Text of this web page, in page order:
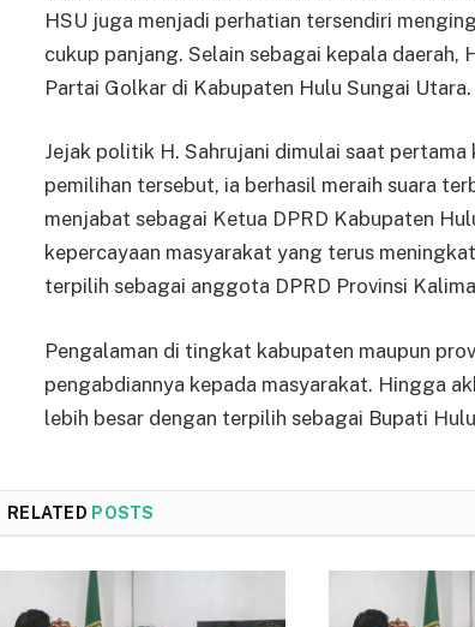
HSU juga menjadi perhatian tersendiri
cukup panjang. Selain sebagai kepala daerah,
Partai Golkar di Kabupaten Hulu Sungai Utara.
Jejak politik H. Sahrujani dimulai saat
pemilihan tersebut, ia berhasil meraih suara
menjabat sebagai Ketua DPRD Kabupaten
kepercayaan masyarakat yang terus
terpilih sebagai anggota DPRD Provinsi
Pengalaman di tingkat kabupaten maupun
pengabdiannya kepada masyarakat. Hingga
lebih besar dengan terpilih sebagai Bupati
RELATED POSTS